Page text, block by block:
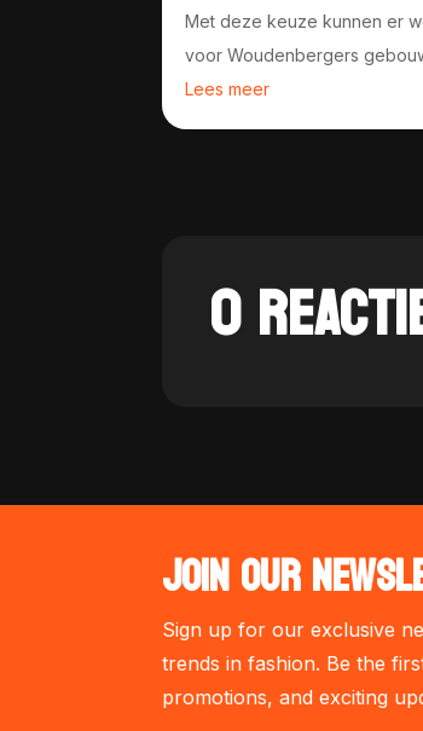
Met deze keuze kunnen er
voor Woudenbergers
Lees meer
0
JOIN OUR
Sign up for our exclusive
trends in fashion. Be the
promotions, and exciting